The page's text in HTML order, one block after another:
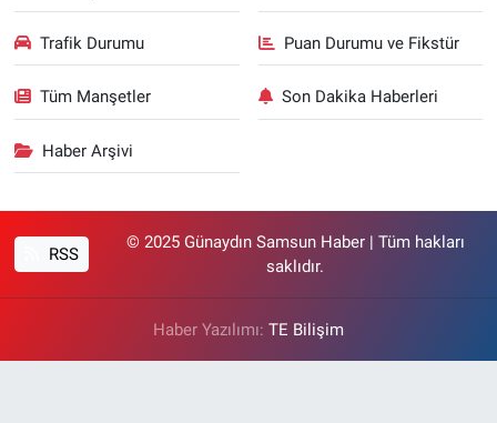
Trafik Durumu Puan Durumu ve Fikstür
Tüm Manşetler Son Dakika Haberleri
Haber Arşivi
RSS
© 2025 Günaydın Samsun Haber | Tüm hakları
saklıdır.
Haber Yazılımı: TE Bilişim